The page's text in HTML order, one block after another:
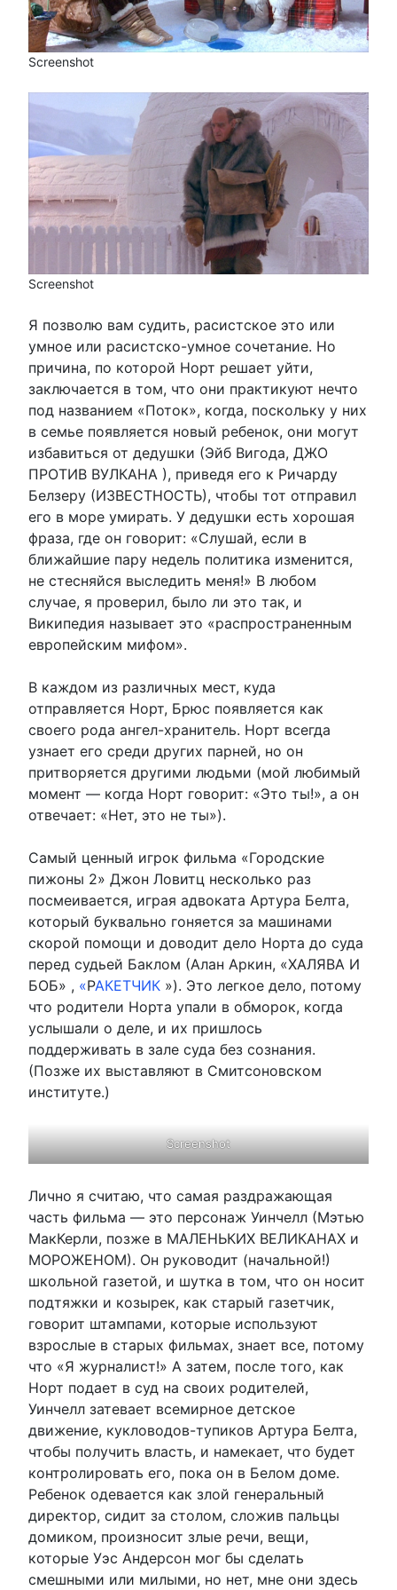
Screenshot
Screenshot
Я позволю вам судить, расистское это или
умное или расистско-умное сочетание. Но
причина, по которой Норт решает уйти,
заключается в том, что они практикуют нечто
под названием «Поток», когда, поскольку у них
в семье появляется новый ребенок, они могут
избавиться от дедушки (Эйб Вигода, ДЖО
ПРОТИВ ВУЛКАНА ), приведя его к Ричарду
Белзеру (ИЗВЕСТНОСТЬ), чтобы тот отправил
его в море умирать. У дедушки есть хорошая
фраза, где он говорит: «Слушай, если в
ближайшие пару недель политика изменится,
не стесняйся выследить меня!» В любом
случае, я проверил, было ли это так, и
Википедия называет это «распространенным
европейским мифом».
В каждом из различных мест, куда
отправляется Норт, Брюс появляется как
своего рода ангел-хранитель. Норт всегда
узнает его среди других парней, но он
притворяется другими людьми (мой любимый
момент — когда Норт говорит: «Это ты!», а он
отвечает: «Нет, это не ты»).
Самый ценный игрок фильма «Городские
пижоны 2» Джон Ловитц несколько раз
посмеивается, играя адвоката Артура Белта,
который буквально гоняется за машинами
скорой помощи и доводит дело Норта до суда
перед судьей Баклом (Алан Аркин, «ХАЛЯВА И
БОБ» , «РАКЕТЧИК »). Это легкое дело, потому
что родители Норта упали в обморок, когда
услышали о деле, и их пришлось
поддерживать в зале суда без сознания.
(Позже их выставляют в Смитсоновском
институте.)
Screenshot
Лично я считаю, что самая раздражающая
часть фильма — это персонаж Уинчелл (Мэтью
МакКерли, позже в МАЛЕНЬКИХ ВЕЛИКАНАХ и
МОРОЖЕНОМ). Он руководит (начальной!)
школьной газетой, и шутка в том, что он носит
подтяжки и козырек, как старый газетчик,
говорит штампами, которые используют
взрослые в старых фильмах, знает все, потому
что «Я журналист!» А затем, после того, как
Норт подает в суд на своих родителей,
Уинчелл затевает всемирное детское
движение, кукловодов-тупиков Артура Белта,
чтобы получить власть, и намекает, что будет
контролировать его, пока он в Белом доме.
Ребенок одевается как злой генеральный
директор, сидит за столом, сложив пальцы
домиком, произносит злые речи, вещи,
которые Уэс Андерсон мог бы сделать
смешными или милыми, но нет, мне они здесь